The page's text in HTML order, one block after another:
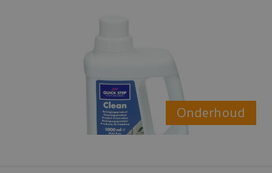
Onderhoud